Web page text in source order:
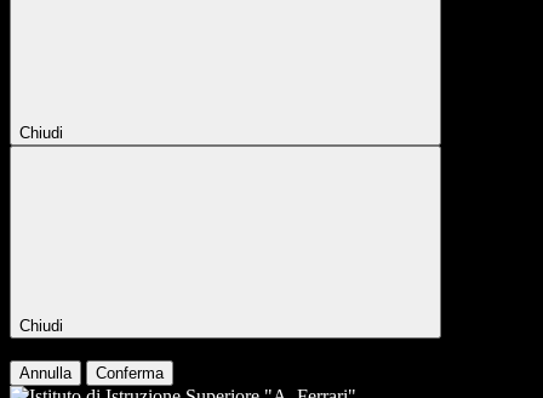
Chiudi
Chiudi
Annulla Conferma